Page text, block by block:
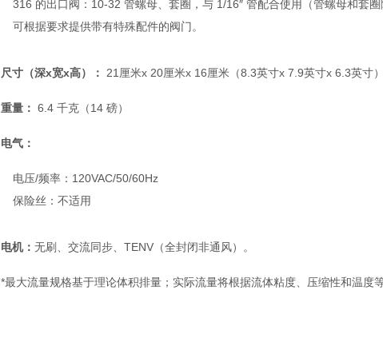
316 的出口阀：10-32 管螺母、套圈，与 1/16″ 管配合使用（管螺母和套圈
可根据要求提供带有特殊配件的阀门。
尺寸（深x宽x高）： 21厘米x 20厘米x 16厘米（8.3英寸x 7.9英寸x 6.3英寸）
重量： 6.4 千克（14 磅）
电气：
电压/频率：120VAC/50/60Hz
保险丝：不适用
电机： 无刷、交流同步、TENV（全封闭非通风）。
*最大流量规格基于理论体积排量；实际流量将根据流体粘度、压缩性和温度